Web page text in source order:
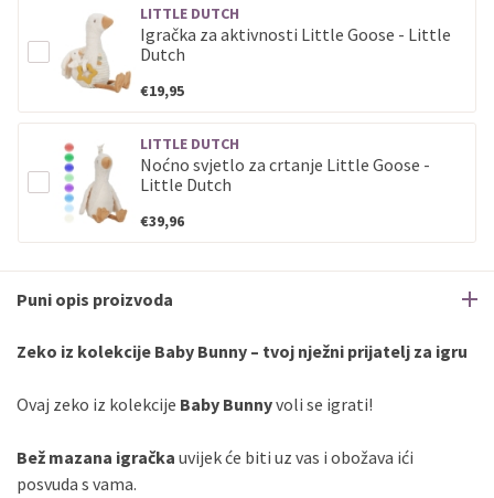
LITTLE DUTCH
Igračka za aktivnosti Little Goose - Little
Dutch
€19,95
LITTLE DUTCH
Noćno svjetlo za crtanje Little Goose -
Little Dutch
€39,96
Puni opis proizvoda
Zeko iz kolekcije Baby Bunny – tvoj nježni prijatelj za igru
Ovaj zeko iz kolekcije Baby Bunnyvoli se igrati!
Bež mazana igračka uvijek će biti uz vas i obožava ići
posvuda s vama.